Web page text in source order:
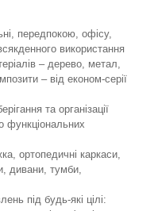
передпокою, офісу,
використання
– дерево, метал,
– від економ-серії
та організації
функціональних
ортопедичні каркаси,
дивани, тумби,
під будь-які цілі: